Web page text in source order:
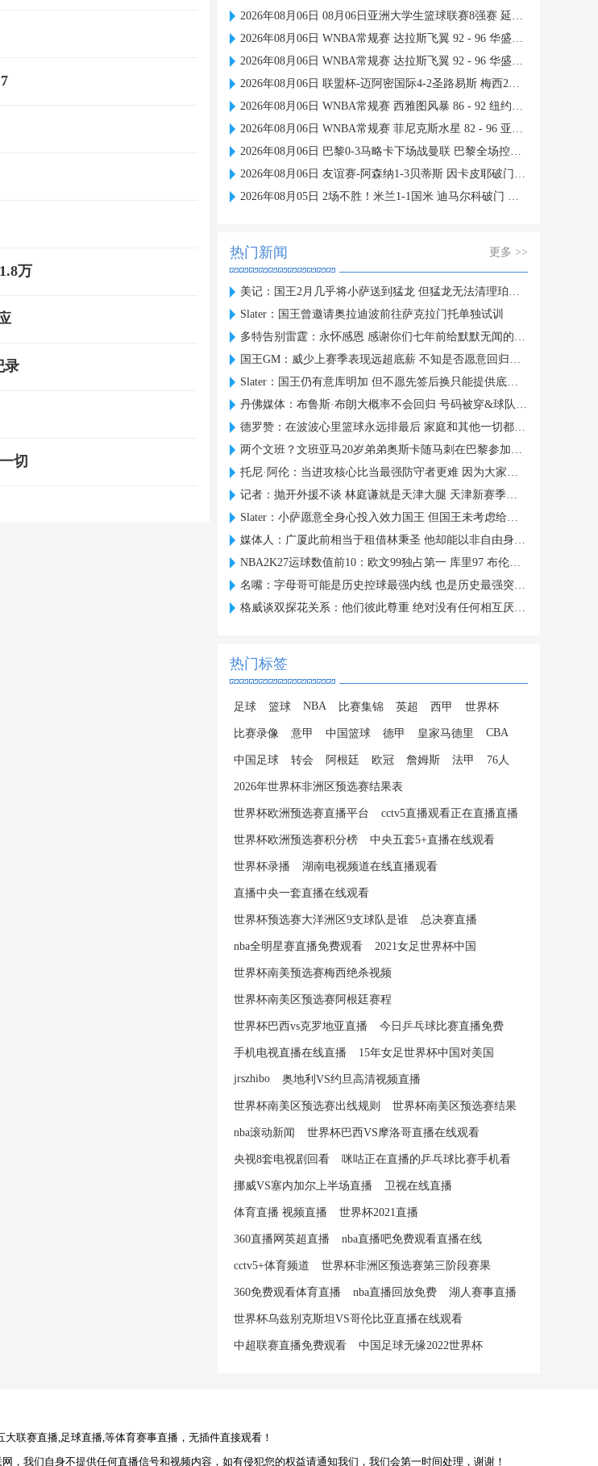
万
录
切
2026年08月06日 08月06日亚洲大学生篮球联赛8强赛 延世大学 67 - 72 政治大学 集锦
2026年08月06日 WNBA常规赛 达拉斯飞翼 92 - 96 华盛顿神秘人 全场集锦
2026年08月06日 WNBA常规赛 达拉斯飞翼 92 - 96 华盛顿神秘人 全场集锦
2026年08月06日 联盟杯-迈阿密国际4-2圣路易斯 梅西2射1传 阿伦助攻戴帽
2026年08月06日 WNBA常规赛 西雅图风暴 86 - 92 纽约自由人 全场集锦
2026年08月06日 WNBA常规赛 菲尼克斯水星 82 - 96 亚特兰大梦想 全场集锦
2026年08月06日 巴黎0-3马略卡下场战曼联 巴黎全场控球近6成+8射3正未果
2026年08月06日 友谊赛-阿森纳1-3贝蒂斯 因卡皮耶破门难救主 福纳尔斯1射2传
2026年08月05日 2场不胜！米兰1-1国米 迪马尔科破门 恩昆库造点+点射拉莫斯登场
热门新闻 更多 >>
美记：国王2月几乎将小萨送到猛龙 但猛龙无法清理珀尔特尔而告吹
Slater：国王曾邀请奥拉迪波前往萨克拉门托单独试训
多特告别雷霆：永怀感恩 感谢你们七年前给默默无闻的我一次机会
国王GM：威少上赛季表现远超底薪 不知是否愿意回归扮演更小角色
Slater：国王仍有意库明加 但不愿先签后换只能提供底薪 谈判停滞
丹佛媒体：布鲁斯·布朗大概率不会回归 号码被穿&球队总薪资过高
德罗赞：在波波心里篮球永远排最后 家庭和其他一切都在篮球之前
两个文班？文班亚马20岁弟弟奥斯卡随马刺在巴黎参加训练
托尼·阿伦：当进攻核心比当最强防守者更难 因为大家一直研究你
记者：抛开外援不谈 林庭谦就是天津大腿 天津新赛季有点难
Slater：小萨愿意全身心投入效力国王 但国王未考虑给他提供新约
媒体人：广厦此前相当于租借林秉圣 他却能以非自由身参加CBA选秀
NBA2K27运球数值前10：欧文99独占第一 库里97 布伦森&SGA96
名嘴：字母哥可能是历史控球最强内线 也是历史最强突破型大个子
格威谈双探花关系：他们彼此尊重 绝对没有任何相互厌恶的情绪
热门标签
足球 篮球 NBA 比赛集锦 英超 西甲 世界杯
比赛录像 意甲 中国篮球 德甲 皇家马德里 CBA
中国足球 转会 阿根廷 欧冠 詹姆斯 法甲 76人
2026年世界杯非洲区预选赛结果表
世界杯欧洲预选赛直播平台 cctv5直播观看正在直播直播
世界杯欧洲预选赛积分榜 中央五套5+直播在线观看
世界杯录播 湖南电视频道在线直播观看
直播中央一套直播在线观看
世界杯预选赛大洋洲区9支球队是谁 总决赛直播
nba全明星赛直播免费观看 2021女足世界杯中国
世界杯南美预选赛梅西绝杀视频
世界杯南美区预选赛阿根廷赛程
世界杯巴西vs克罗地亚直播 今日乒乓球比赛直播免费
手机电视直播在线直播 15年女足世界杯中国对美国
jrszhibo 奥地利VS约旦高清视频直播
世界杯南美区预选赛出线规则 世界杯南美区预选赛结果
nba滚动新闻 世界杯巴西VS摩洛哥直播在线观看
央视8套电视剧回看 咪咕正在直播的乒乓球比赛手机看
挪威VS塞内加尔上半场直播 卫视在线直播
体育直播 视频直播 世界杯2021直播
360直播网英超直播 nba直播吧免费观看直播在线
cctv5+体育频道 世界杯非洲区预选赛第三阶段赛果
360免费观看体育直播 nba直播回放免费 湖人赛事直播
世界杯乌兹别克斯坦VS哥伦比亚直播在线观看
中超联赛直播免费观看 中国足球无缘2022世界杯
联赛直播,足球直播,等体育赛事直播，无插件直接观看！
我们自身不提供任何直播信号和视频内容，如有侵犯您的权益请通知我们，我们会第一时间处理，谢谢！